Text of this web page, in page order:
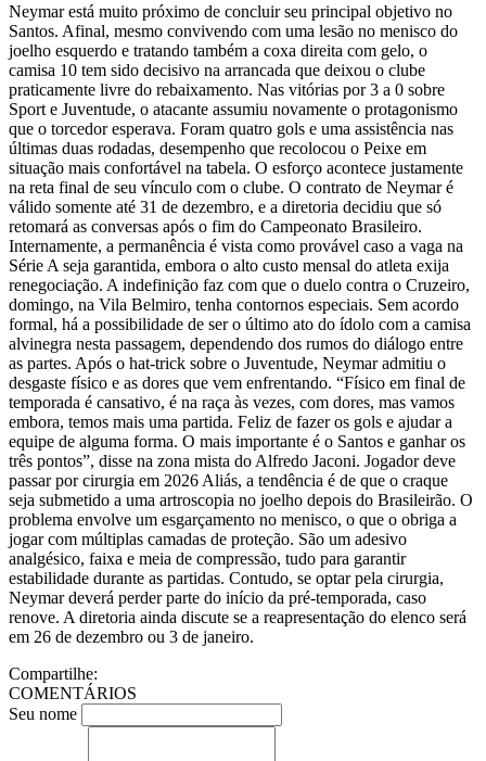
Neymar está muito próximo de concluir seu principal objetivo no
Santos. Afinal, mesmo convivendo com uma lesão no menisco do
joelho esquerdo e tratando também a coxa direita com gelo, o
camisa 10 tem sido decisivo na arrancada que deixou o clube
praticamente livre do rebaixamento. Nas vitórias por 3 a 0 sobre
Sport e Juventude, o atacante assumiu novamente o protagonismo
que o torcedor esperava. Foram quatro gols e uma assistência nas
últimas duas rodadas, desempenho que recolocou o Peixe em
situação mais confortável na tabela. O esforço acontece justamente
na reta final de seu vínculo com o clube. O contrato de Neymar é
válido somente até 31 de dezembro, e a diretoria decidiu que só
retomará as conversas após o fim do Campeonato Brasileiro.
Internamente, a permanência é vista como provável caso a vaga na
Série A seja garantida, embora o alto custo mensal do atleta exija
renegociação. A indefinição faz com que o duelo contra o Cruzeiro,
domingo, na Vila Belmiro, tenha contornos especiais. Sem acordo
formal, há a possibilidade de ser o último ato do ídolo com a camisa
alvinegra nesta passagem, dependendo dos rumos do diálogo entre
as partes. Após o hat-trick sobre o Juventude, Neymar admitiu o
desgaste físico e as dores que vem enfrentando. “Físico em final de
temporada é cansativo, é na raça às vezes, com dores, mas vamos
embora, temos mais uma partida. Feliz de fazer os gols e ajudar a
equipe de alguma forma. O mais importante é o Santos e ganhar os
três pontos”, disse na zona mista do Alfredo Jaconi. Jogador deve
passar por cirurgia em 2026 Aliás, a tendência é de que o craque
seja submetido a uma artroscopia no joelho depois do Brasileirão. O
problema envolve um esgarçamento no menisco, o que o obriga a
jogar com múltiplas camadas de proteção. São um adesivo
analgésico, faixa e meia de compressão, tudo para garantir
estabilidade durante as partidas. Contudo, se optar pela cirurgia,
Neymar deverá perder parte do início da pré-temporada, caso
renove. A diretoria ainda discute se a reapresentação do elenco será
em 26 de dezembro ou 3 de janeiro.
Compartilhe:
COMENTÁRIOS
Seu nome